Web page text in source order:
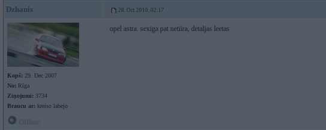
Dzhanis 28. Oct 2010, 02:17
Kopš: 29. Dec 2007
No: Rīga
Ziņojumi: 3734
Braucu ar: kreiso labejo
opel astra. sexiga pat netiira, detaljas leetas